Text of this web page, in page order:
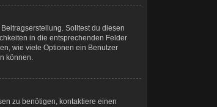
Solltest du diesen
in die entsprechenden Felder
wie viele Optionen ein Benutzer
können.
zu benötigen, kontaktiere einen